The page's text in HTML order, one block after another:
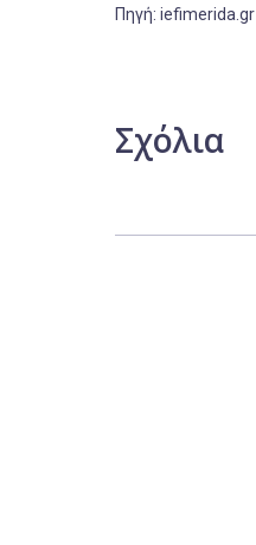
Πηγή: iefimerida.gr
Σχόλια